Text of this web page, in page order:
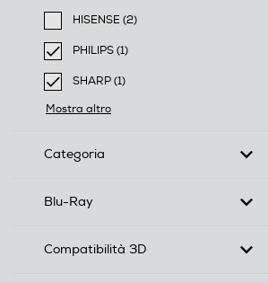
Filtra per Marca: HAIER
HISENSE (2)
Filtra per Marca: HISENSE
PHILIPS (1)
selected Filtro applicato per
SHARP (1)
selected Filtro applicato per
Mostra altro
Categoria
Blu-Ray
Compatibilità 3D